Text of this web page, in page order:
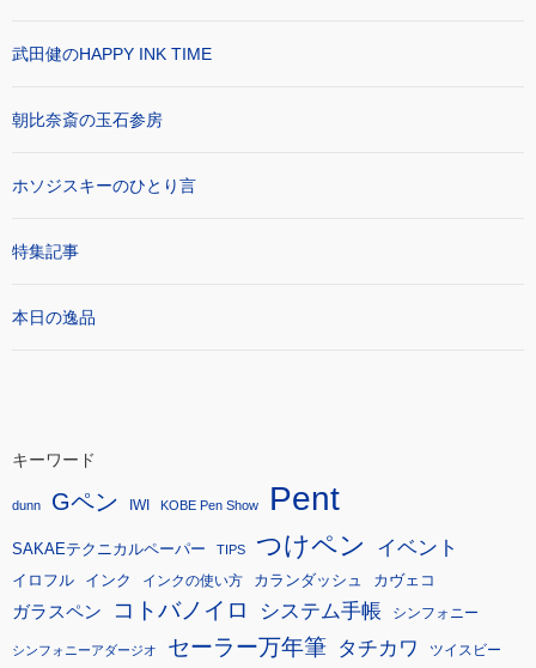
武田健のHAPPY INK TIME
朝比奈斎の玉石参房
ホソジスキーのひとり言
特集記事
本日の逸品
キーワード
dunn Gペン IWI KOBE Pen Show Pent
SAKAEテクニカルペーパー TIPS つけペン イベント
イロフル インク インクの使い方 カランダッシュ カヴェコ
ガラスペン コトバノイロ システム手帳 シンフォニー
シンフォニーアダージオ セーラー万年筆 タチカワ ツイスビー